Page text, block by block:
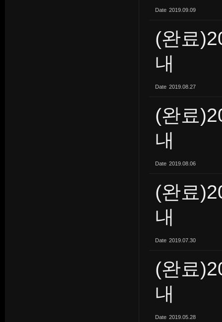
Date 2019.09.09
(완료
내
Date 2019.08.27
(완료
내
Date 2019.08.06
(완료
내
Date 2019.07.30
(완료
내
Date 2019.05.28